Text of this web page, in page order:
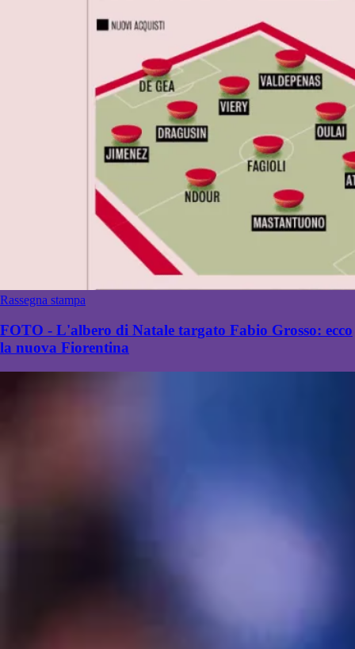
Rassegna stampa
FOTO - L'albero di Natale targato Fabio Grosso: ecco
la nuova Fiorentina